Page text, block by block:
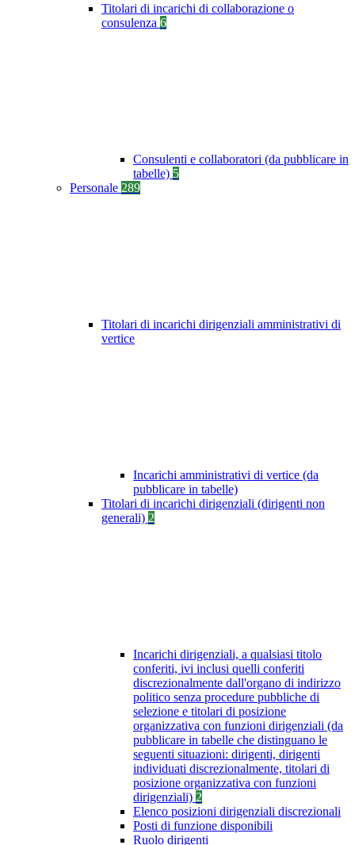
Titolari di incarichi di collaborazione o
consulenza 6
Consulenti e collaboratori (da pubblicare in
tabelle) 5
Personale 289
Titolari di incarichi dirigenziali amministrativi di
vertice
Incarichi amministrativi di vertice (da
pubblicare in tabelle)
Titolari di incarichi dirigenziali (dirigenti non
generali) 2
Incarichi dirigenziali, a qualsiasi titolo
conferiti, ivi inclusi quelli conferiti
discrezionalmente dall'organo di indirizzo
politico senza procedure pubbliche di
selezione e titolari di posizione
organizzativa con funzioni dirigenziali (da
pubblicare in tabelle che distinguano le
seguenti situazioni: dirigenti, dirigenti
individuati discrezionalmente, titolari di
posizione organizzativa con funzioni
dirigenziali) 2
Elenco posizioni dirigenziali discrezionali
Posti di funzione disponibili
Ruolo dirigenti